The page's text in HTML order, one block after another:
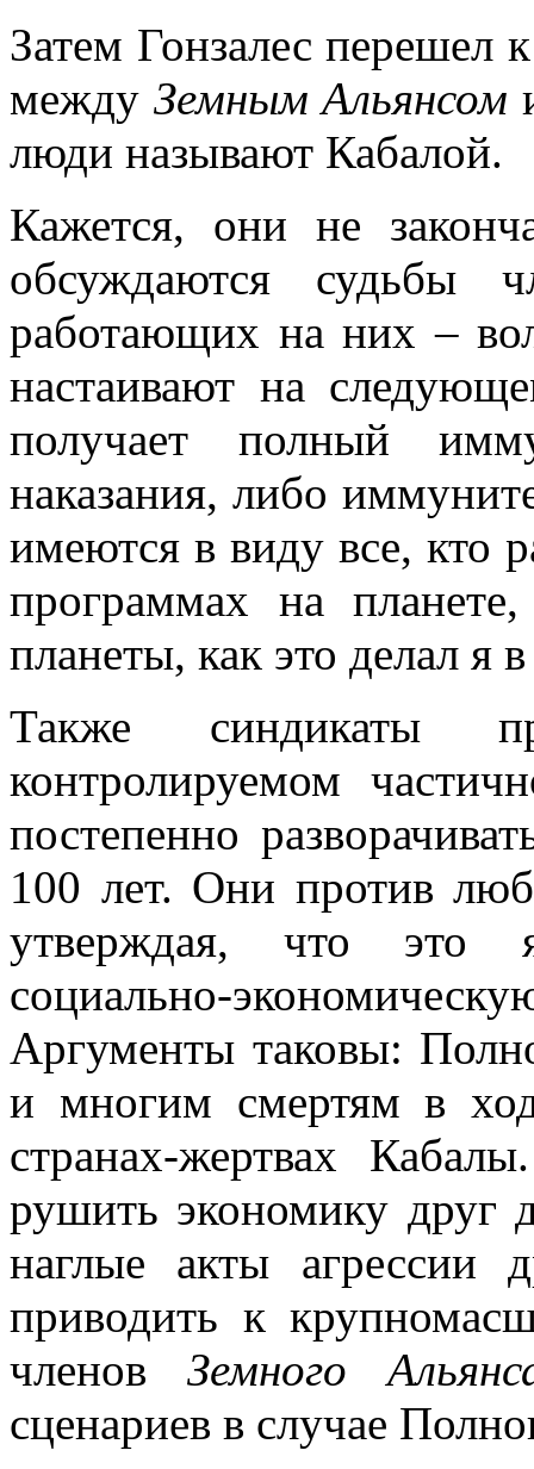
Затем Гонзалес перешел
между Земным Альянсом
люди называют Кабалой.
Кажется, они не
обсуждаются судьбы
работающих на них –
настаивают на
получает полный
наказания, либо
имеются в виду все, кто
программах на
планеты, как это делал я
Также синдикаты
контролируемом
постепенно
100 лет. Они против
утверждая, что это
социально-
Аргументы таковы:
и многим смертям в
странах-жертвах
рушить экономику друг
наглые акты агрессии
приводить к
членов Земного
сценариев в случае